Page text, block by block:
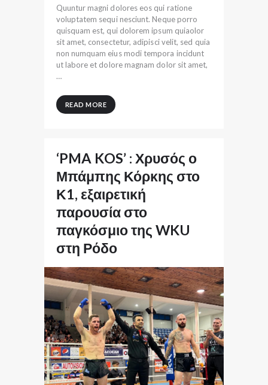
Quuntur magni dolores eos qui ratione
voluptatem sequi nesciunt. Neque porro
quisquam est, qui dolorem ipsum quiaolor
sit amet, consectetur, adipisci velit, sed quia
non numquam eius modi tempora incidunt
ut labore et dolore magnam dolor sit amet,
…
READ MORE
‘PMA KOS’ : Χρυσός ο
Μπάμπης Κόρκης στο
Κ1, εξαιρετική
παρουσία στο
παγκόσμιο της WKU
στη Ρόδο